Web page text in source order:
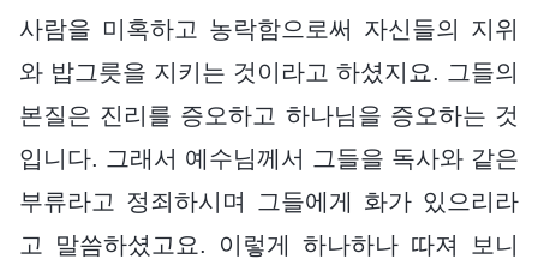
사람을 미혹하고 농락함으로써 자신들의 지위
와 밥그릇을 지키는 것이라고 하셨지요. 그들의
본질은 진리를 증오하고 하나님을 증오하는 것
입니다. 그래서 예수님께서 그들을 독사와 같은
부류라고 정죄하시며 그들에게 화가 있으리라
고 말씀하셨고요. 이렇게 하나하나 따져 보니